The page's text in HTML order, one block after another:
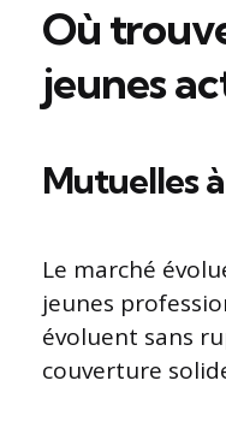
Où
jeunes
Mutuelles
Le marché
jeunes
évoluent sans
couverture